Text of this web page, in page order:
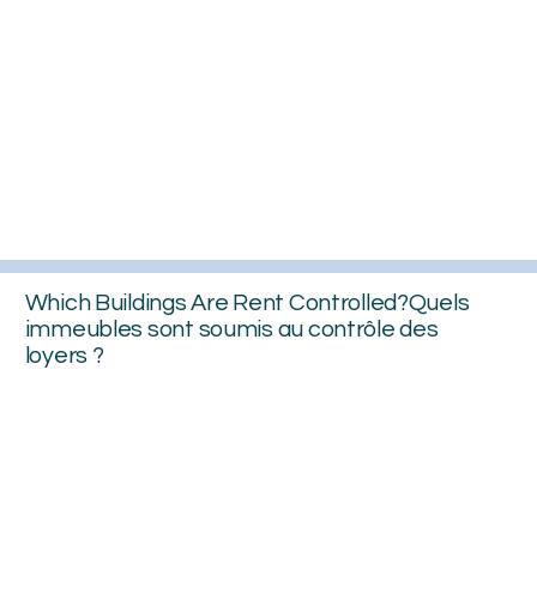
Which Buildings Are Rent Controlled?Quels
immeubles sont soumis au contrôle des
loyers ?